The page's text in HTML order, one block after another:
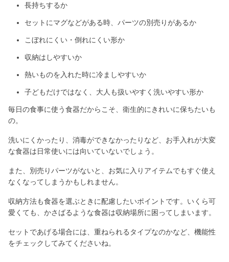
長持ちするか
セットにマグなどがある時、パーツの別売りがあるか
こぼれにくい・倒れにくい形か
収納はしやすいか
熱いものを入れた時に冷ましやすいか
子どもだけではなく、大人も扱いやすく洗いやすい形か
毎日の食事に使う食器だからこそ、衛生的にきれいに保ちたいも
の。
洗いにくかったり、消毒ができなかったりなど、お手入れが大変
な食器は日常使いには向いていないでしょう。
また、別売りパーツがないと、お気に入りアイテムでもすぐ使え
なくなってしまうかもしれません。
収納方法も食器を選ぶときに配慮したいポイントです。いくら可
愛くても、かさばるような食器は収納場所に困ってしまいます。
セットであげる場合には、重ねられるタイプなのかなど、機能性
をチェックしてみてくださいね。